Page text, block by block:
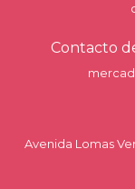
Contacto
Avenida Lomas